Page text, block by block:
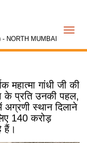
NORTH MUMBAI
महात्मा गांधी जी की
के प्रति उनकी पहल,
अग्रणी स्थान दिलाने
140 करोड़
हैं।